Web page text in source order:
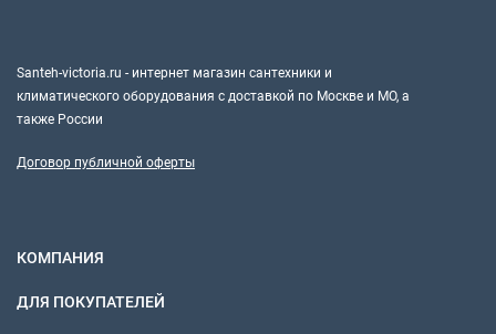
Santeh-victoria.ru - интернет магазин сантехники и
климатического оборудования с доставкой по Москве и МО, а
также России
Договор публичной оферты
КОМПАНИЯ
ДЛЯ ПОКУПАТЕЛЕЙ